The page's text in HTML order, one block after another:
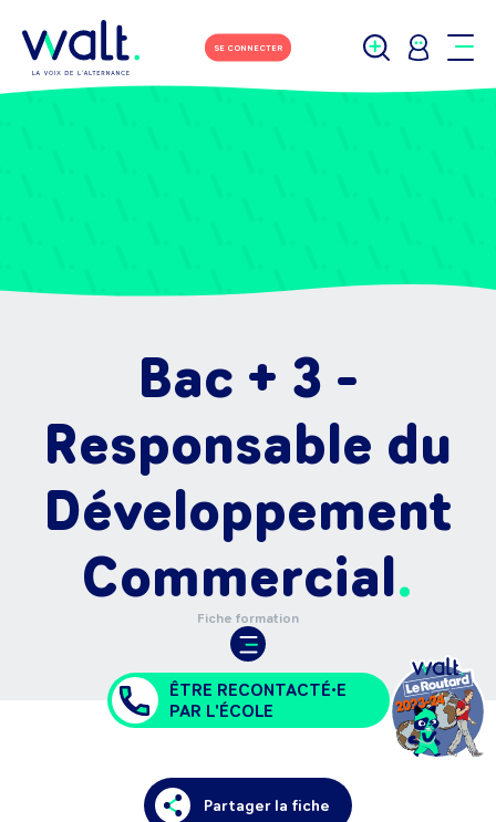
SE CONNECTER
Bac + 3 -
Responsable du
Développement
Commercial
Fiche formation
ÊTRE RECONTACTÉ•E
PAR L'ÉCOLE
Partager la fiche